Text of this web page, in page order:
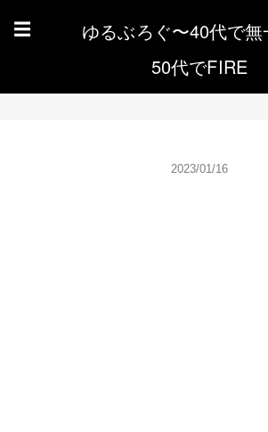
☰
ゆるぶろぐ〜40代で無
50代でFIRE
2023/01/16